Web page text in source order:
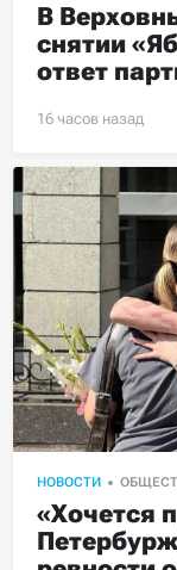
В
снятии
ответ
НОВОСТИ
«Хочется